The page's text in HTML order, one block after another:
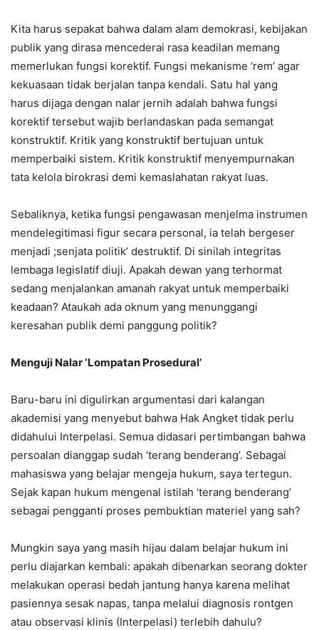
Kita harus sepakat bahwa dalam alam demokrasi, kebijakan
publik yang dirasa mencederai rasa keadilan memang
memerlukan fungsi korektif. Fungsi mekanisme ‘rem’ agar
kekuasaan tidak berjalan tanpa kendali. Satu hal yang
harus dijaga dengan nalar jernih adalah bahwa fungsi
korektif tersebut wajib berlandaskan pada semangat
konstruktif. Kritik yang konstruktif bertujuan untuk
memperbaiki sistem. Kritik konstruktif menyempurnakan
tata kelola birokrasi demi kemaslahatan rakyat luas.
Sebaliknya, ketika fungsi pengawasan menjelma instrumen
mendelegitimasi figur secara personal, ia telah bergeser
menjadi ;senjata politik’ destruktif. Di sinilah integritas
lembaga legislatif diuji. Apakah dewan yang terhormat
sedang menjalankan amanah rakyat untuk memperbaiki
keadaan? Ataukah ada oknum yang menunggangi
keresahan publik demi panggung politik?
Menguji Nalar ‘Lompatan Prosedural’
Baru-baru ini digulirkan argumentasi dari kalangan
akademisi yang menyebut bahwa Hak Angket tidak perlu
didahului Interpelasi. Semua didasari pertimbangan bahwa
persoalan dianggap sudah ‘terang benderang’. Sebagai
mahasiswa yang belajar mengeja hukum, saya tertegun.
Sejak kapan hukum mengenal istilah ‘terang benderang’
sebagai pengganti proses pembuktian materiel yang sah?
Mungkin saya yang masih hijau dalam belajar hukum ini
perlu diajarkan kembali: apakah dibenarkan seorang dokter
melakukan operasi bedah jantung hanya karena melihat
pasiennya sesak napas, tanpa melalui diagnosis rontgen
atau observasi klinis (Interpelasi) terlebih dahulu?